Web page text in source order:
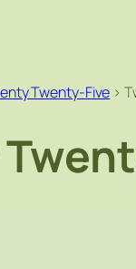
Twenty-Five >